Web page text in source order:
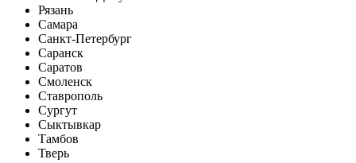
Рязань
Самара
Санкт-Петербург
Саранск
Саратов
Смоленск
Ставрополь
Сургут
Сыктывкар
Тамбов
Тверь